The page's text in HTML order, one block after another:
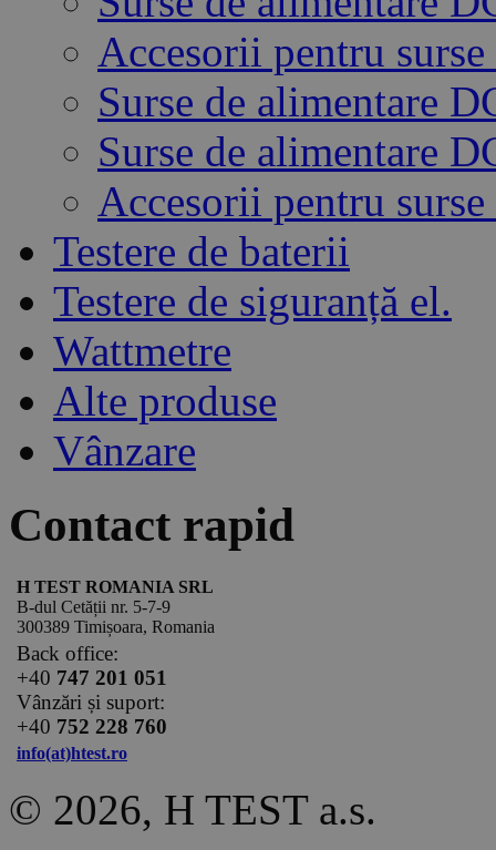
Accesorii pentru
Surse de alimentare
Surse de alimentare
Accesorii pentru
Testere de baterii
Testere de siguranță el.
Wattmetre
Alte produse
Vânzare
Contact rapid
H TEST ROMANIA SRL
B-dul Cetății nr. 5-7-9
300389 Timișoara, Romania
Back office:
+40 747 201 051
Vânzări și suport:
+40 752 228 760
info(at)htest.ro
© 2026, H TEST a.s.